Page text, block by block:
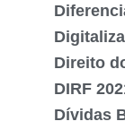
Direito
DIRF
Dívidas